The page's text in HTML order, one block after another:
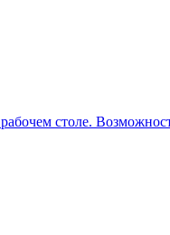
столе.